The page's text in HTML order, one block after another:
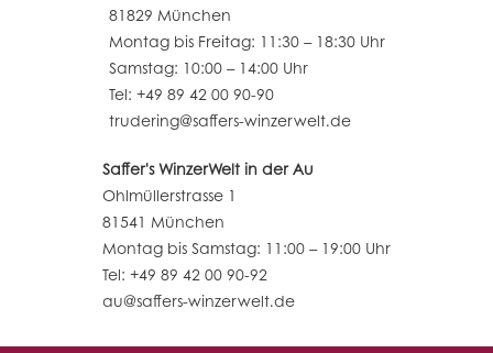
81829 München
Montag bis Freitag: 11:30 – 18:30 Uhr
Samstag: 10:00 – 14:00 Uhr
Tel: +49 89 42 00 90-90
trudering@saffers-winzerwelt.de
Saffer's WinzerWelt in der Au
Ohlmüllerstrasse 1
81541 München
Montag bis Samstag: 11:00 – 19:00 Uhr
Tel: +49 89 42 00 90-92
au@saffers-winzerwelt.de